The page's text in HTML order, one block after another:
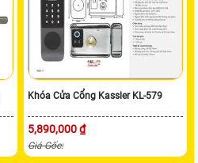
Khóa Cửa Cổng Kassler KL-579
5,890,000 ₫
Giá Gốc: